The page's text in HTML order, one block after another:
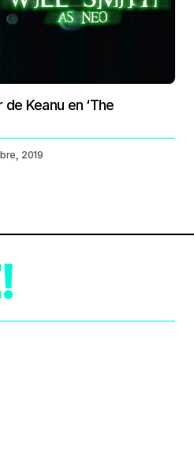
Keanu en ‘The
2019